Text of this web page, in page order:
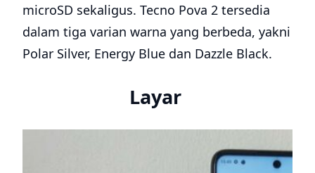
microSD sekaligus. Tecno Pova 2 tersedia
dalam tiga varian warna yang berbeda, yakni
Polar Silver, Energy Blue dan Dazzle Black.
Layar